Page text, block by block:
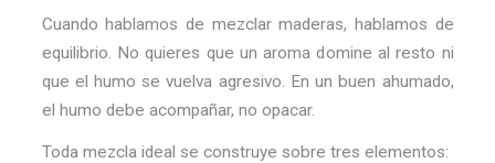
Cuando hablamos de mezclar maderas, hablamos de
equilibrio. No quieres que un aroma domine al resto ni
que el humo se vuelva agresivo. En un buen ahumado,
el humo debe acompañar, no opacar.
Toda mezcla ideal se construye sobre tres elementos: